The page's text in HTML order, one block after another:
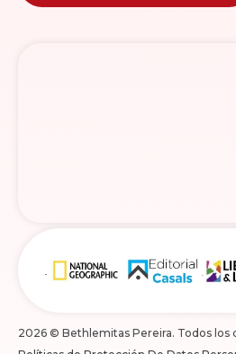
2026 © Bethlemitas Pereira. Todos los